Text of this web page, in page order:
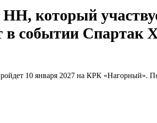
Спартак
10 января 2027 на КРК «Нагорный».